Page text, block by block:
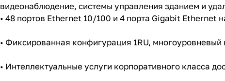
видеонаблюдение, системы управления зданием и
• 48 портов Ethernet 10/100 и 4 порта Gigabit Ethernet
• Фиксированная конфигурация 1RU, многоуровневый
• Интеллектуальные услуги корпоративного класса